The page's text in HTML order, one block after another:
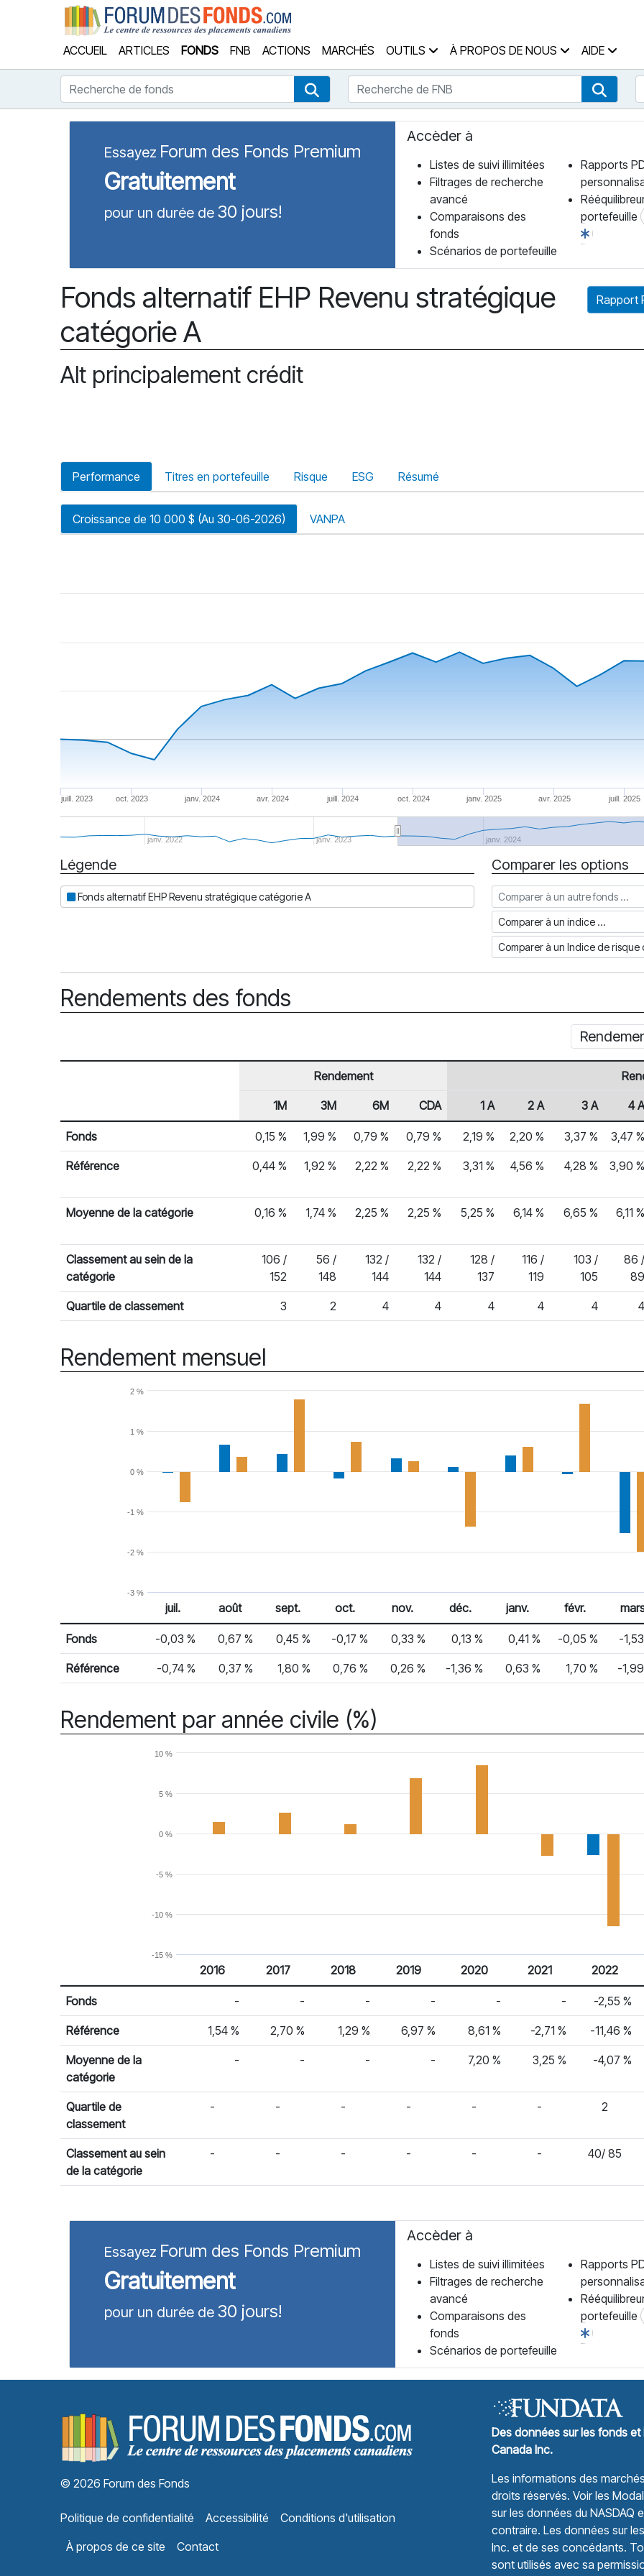
ACCUEIL ARTICLES FONDS FNB ACTIONS MARCHÉS OUTILS À PROPOS DE NOUS AIDE
Recherche de fonds Recherche de fonds
Recherche de FNB
Essayez Forum des Fonds Premium
Gratuitement
pour un durée de 30 jours!
Accèder à
Listes de suivi illimitées
Filtrages de recherche
avancé
Comparaisons des
fonds
Scénarios de portefeuille
Rapports
portefeuille
Fonds alternatif EHP Revenu stratégique
catégorie A
Rapport
Alt principalement crédit
Performance Titres en portefeuille Risque ESG Résumé
Croissance de 10 000 $ (Au 30-06-2026) VANPA
juill. 2023 janv. 2024 juill. 2024 janv. 2025 juill. 2025
oct. 2023 avr. 2024 oct. 2024 avr. 2025
janv. 2022 janv. 2023 janv. 2024
Date
Légende
Fonds alternatif EHP Revenu stratégique catégorie A
Comparer les options
Comparer à un autre fonds
Comparer à un indice
Comparer à un Indice de
Rendements des fonds
Rendements des fonds
En-tête de ligne
Rendement
1M 3M 6M CDA 1 A 2 A 3 A 4 A
Fonds 0,15 % 1,99 % 0,79 % 0,79 % 2,19 % 2,20 % 3,37 % 3,47 %
Référence 0,44 % 1,92 % 2,22 % 2,22 % 3,31 % 4,56 % 4,28 % 3,90 %
Moyenne de la catégorie 0,16 % 1,74 % 2,25 % 2,25 % 5,25 % 6,14 % 6,65 % 6,11 %
Classement au sein de la
catégorie
106 /
152
56 /
148
132 /
144
132 /
144
128 /
137
116 /
119
103 /
105
86 /
89
Quartile de classement 3 2 4 4 4 4 4 4
Rendement mensuel
-3 %
-2 %
-1 %
0 %
1 %
2 %
Rendement mensuel
% Rendement
juil. août sept. oct. nov. déc. janv. févr.
Fonds -0,03 % 0,67 % 0,45 % -0,17 % 0,33 % 0,13 % 0,41 % -0,05 % -
Référence -0,74 % 0,37 % 1,80 % 0,76 % 0,26 % -1,36 % 0,63 % 1,70 % -
Rendement par année civile (%)
-15 %
-10 %
-5 %
0 %
5 %
10 %
Rendement par année civile
% Rendement
2016 2017 2018 2019 2020 2021 2022
Fonds - - - - - - -2,55 %
Référence 1,54 % 2,70 % 1,29 % 6,97 % 8,61 % -2,71 % -11,46 %
Moyenne de la
catégorie
- - - - 7,20 % 3,25 % -4,07 %
Quartile de
classement
- - - - - - 2
Classement au sein
de la catégorie
- - - - - - 40/ 85
Essayez Forum des Fonds Premium
Gratuitement
pour un durée de 30 jours!
Accèder à
Listes de suivi illimitées
Filtrages de recherche
avancé
Comparaisons des
fonds
Scénarios de portefeuille
Rapports
portefeuille
Forum des Fonds Accueil
© 2026 Forum des Fonds
Politique de confidentialité Accessibilité
Conditions d'utilisation
À propos de ce site
Contact
Des données sur les fonds et
Canada Inc.
Les informations des
droits réservés. Voir les
sur les données du NASDAQ
contraire. Les données sur
Inc. et de ses concédants.
sont utilisés avec sa